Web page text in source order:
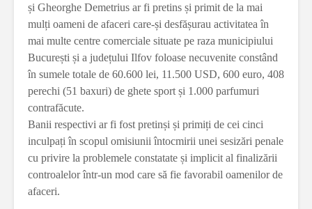
și Gheorghe Demetrius ar fi pretins și primit de la mai
mulți oameni de afaceri care-și desfășurau activitatea în
mai multe centre comerciale situate pe raza municipiului
București și a județului Ilfov foloase necuvenite constând
în sumele totale de 60.600 lei, 11.500 USD, 600 euro, 408
perechi (51 baxuri) de ghete sport și 1.000 parfumuri
contrafăcute.
Banii respectivi ar fi fost pretinși și primiți de cei cinci
inculpați în scopul omisiunii întocmirii unei sesizări penale
cu privire la problemele constatate și implicit al finalizării
controalelor într-un mod care să fie favorabil oamenilor de
afaceri.